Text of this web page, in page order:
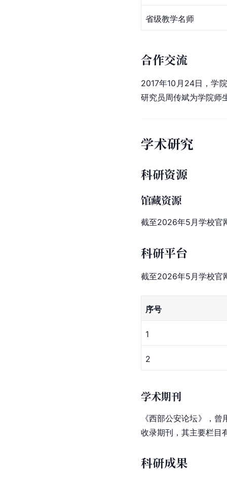
省级教学名师
合作交流
2017年10月24日，学
研究员周传斌为学院师
学术研究
科研资源
馆藏资源
截至2026年5月学校官
科研平台
截至2026年5月学校官
序号
1
2
学术期刊
《西部公安论坛》，
收录期刊，其主要栏目
科研成果